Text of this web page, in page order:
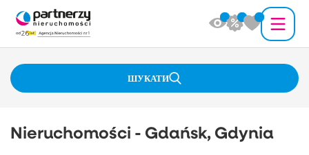
ШУКАТИ
Nieruchomości - Gdańsk, Gdynia